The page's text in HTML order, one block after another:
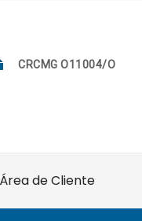
CRCMG O11004/O
Área de Cliente